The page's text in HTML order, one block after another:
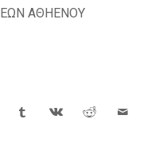
ΑΘΗΕΝΟΥ